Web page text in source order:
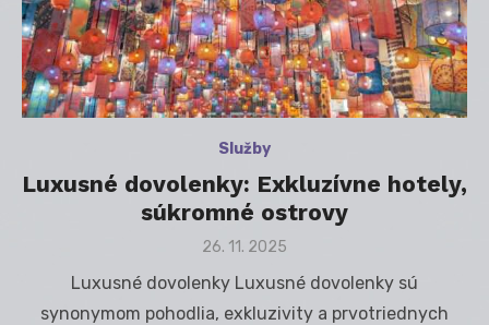
Služby
Luxusné dovolenky: Exkluzívne hotely,
súkromné ostrovy
Posted
26. 11. 2025
Luxusné dovolenky Luxusné dovolenky sú
synonymom pohodlia, exkluzivity a prvotriednych